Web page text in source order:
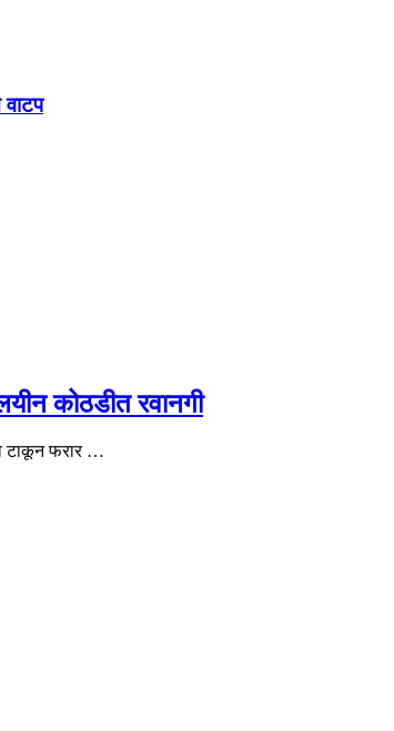
वाटप
कोठडीत रवानगी
टाकून फरार …